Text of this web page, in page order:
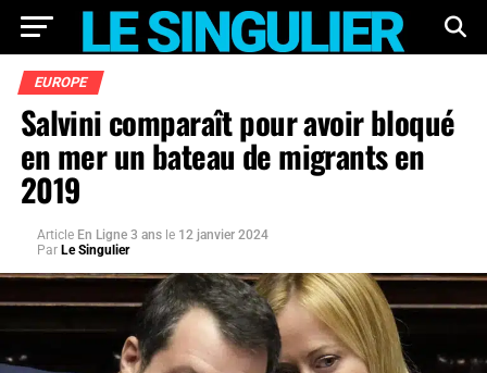
EUROPE
Salvini comparaît pour avoir bloqué
en mer un bateau de migrants en
2019
Article En Ligne 3 ans le 12 janvier 2024
Par Le Singulier